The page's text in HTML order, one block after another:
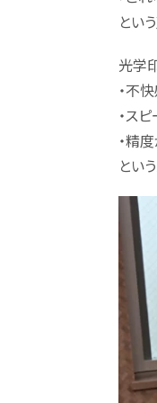
とい
光学
・不
・ス
・精
とい